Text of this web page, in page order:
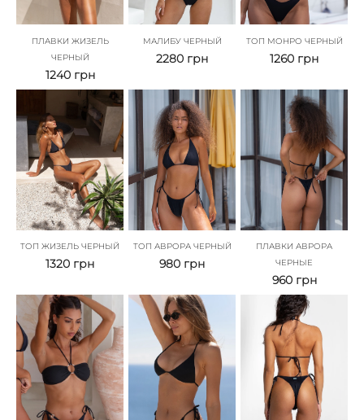
ПЛАВКИ ЖИЗЕЛЬ
ЧЕРНЫЙ
1240 грн
МАЛИБУ ЧЕРНЫЙ
2280 грн
ТОП МОНРО ЧЕРНЫЙ
1260 грн
ТОП ЖИЗЕЛЬ ЧЕРНЫЙ
1320 грн
ТОП АВРОРА ЧЕРНЫЙ
980 грн
ПЛАВКИ АВРОРА
ЧЕРНЫЕ
960 грн